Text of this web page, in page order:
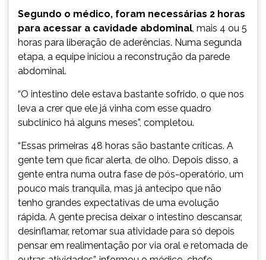
Segundo o médico, foram necessárias 2 horas
para acessar a cavidade abdominal, mais 4 ou 5
horas para liberação de aderências. Numa segunda
etapa, a equipe iniciou a reconstrução da parede
abdominal.
“O intestino dele estava bastante sofrido, o que nos
leva a crer que ele já vinha com esse quadro
subclínico há alguns meses”, completou.
“Essas primeiras 48 horas são bastante críticas. A
gente tem que ficar alerta, de olho. Depois disso, a
gente entra numa outra fase de pós-operatório, um
pouco mais tranquila, mas já antecipo que não
tenho grandes expectativas de uma evolução
rápida. A gente precisa deixar o intestino descansar,
desinflamar, retomar sua atividade para só depois
pensar em realimentação por via oral e retomada de